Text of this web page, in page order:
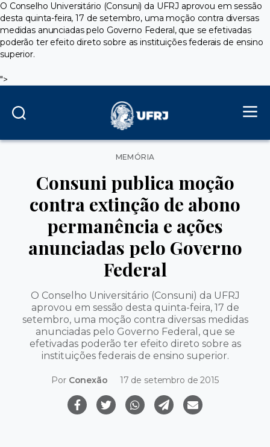
O Conselho Universitário (Consuni) da UFRJ aprovou em sessão
desta quinta-feira, 17 de setembro, uma moção contra diversas
medidas anunciadas pelo Governo Federal, que se efetivadas
poderão ter efeito direto sobre as instituições federais de ensino
superior.
">
Categorias
MEMÓRIA
Consuni publica moção
contra extinção de abono
permanência e ações
anunciadas pelo Governo
Federal
O Conselho Universitário (Consuni) da UFRJ
aprovou em sessão desta quinta-feira, 17 de
setembro, uma moção contra diversas medidas
anunciadas pelo Governo Federal, que se
efetivadas poderão ter efeito direto sobre as
instituições federais de ensino superior.
Por Conexão 17 de setembro de 2015